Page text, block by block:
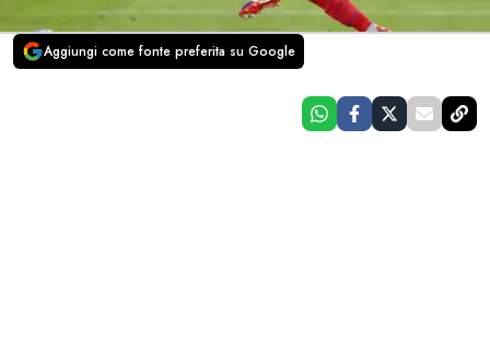
Aggiungi come fonte preferita su Google